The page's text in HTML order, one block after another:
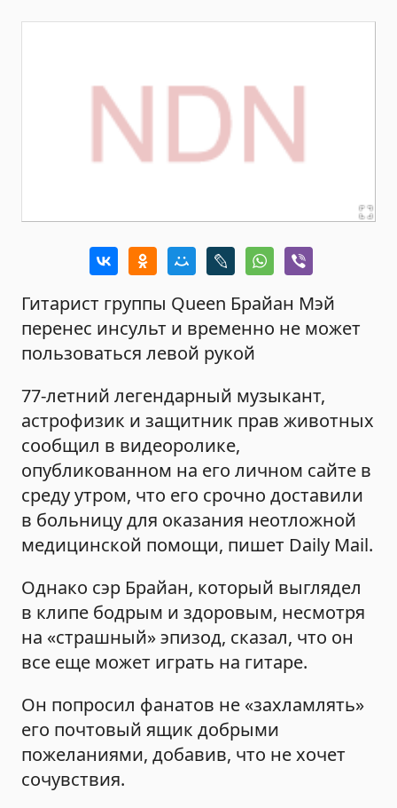
Гитарист группы Queen Брайан Мэй
перенес инсульт и временно не может
пользоваться левой рукой
77-летний легендарный музыкант,
астрофизик и защитник прав животных
сообщил в видеоролике,
опубликованном на его личном сайте в
среду утром, что его срочно доставили
в больницу для оказания неотложной
медицинской помощи, пишет Daily Mail.
Однако сэр Брайан, который выглядел
в клипе бодрым и здоровым, несмотря
на «страшный» эпизод, сказал, что он
все еще может играть на гитаре.
Он попросил фанатов не «захламлять»
его почтовый ящик добрыми
пожеланиями, добавив, что не хочет
сочувствия.